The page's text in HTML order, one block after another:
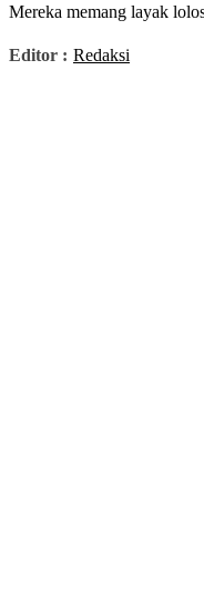
Mereka memang layak
Editor : Redaksi